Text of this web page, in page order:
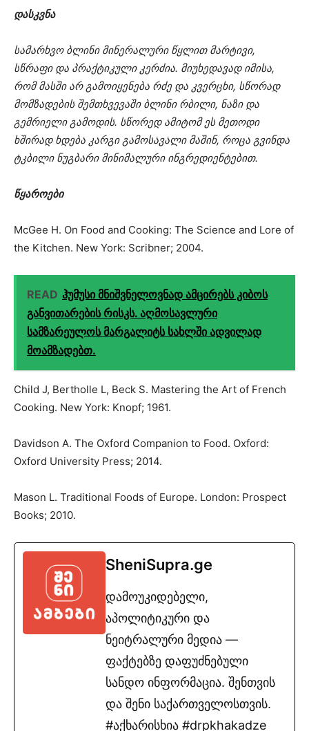
დასკვნა
სამარხვო ბლინი მინერალური წყლით მარტივი,
სწრაფი და პრაქტიკული კერძია. მიუხედავად იმისა,
რომ მასში არ გამოიყენება რძე და კვერცხი, სწორად
მომზადების შემთხვევაში ბლინი რბილი, ნაზი და
გემრიელი გამოდის. სწორედ ამიტომ ეს მეთოდი
ხშირად ხდება კარგი გამოსავალი მაშინ, როცა გვინდა
ტკბილი ნუგბარი მინიმალური ინგრედიენტებით.
წყაროები
McGee H. On Food and Cooking: The Science and Lore of
the Kitchen. New York: Scribner; 2004.
READ ჰუმუსი მნიშვნელოვნად ამცირებს კიბოს
განვითარების რისკს. აღმოსავლური
სამზარეულოს მარგალიტს სახლში ადვილად
მოამზადებთ.
Child J, Bertholle L, Beck S. Mastering the Art of French
Cooking. New York: Knopf; 1961.
Davidson A. The Oxford Companion to Food. Oxford:
Oxford University Press; 2014.
Mason L. Traditional Foods of Europe. London: Prospect
Books; 2010.
SheniSupra.ge
დამოუკიდებელი,
აპოლიტიკური და
ნეიტრალური მედია —
ფაქტებზე დაფუძნებული
სანდო ინფორმაცია. შენთვის
და შენი საქართველოსთვის.
#აქხარისხია #drpkhakadze